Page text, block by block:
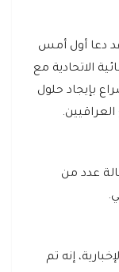
دعا أول أمس
الاتحادية مع
بإيجاد حلول
عدد من
إنه تم